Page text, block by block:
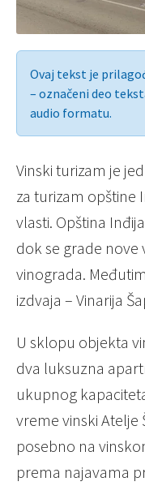
Ovaj tekst je
– označeni deo
audio formatu.
Vinski turizam je
za turizam opštine
vlasti. Opština
dok se grade nove
vinograda.
izdvaja – Vinarija
U sklopu objekta
dva luksuzna
ukupnog
vreme vinski Atelje
posebno na
prema najavama